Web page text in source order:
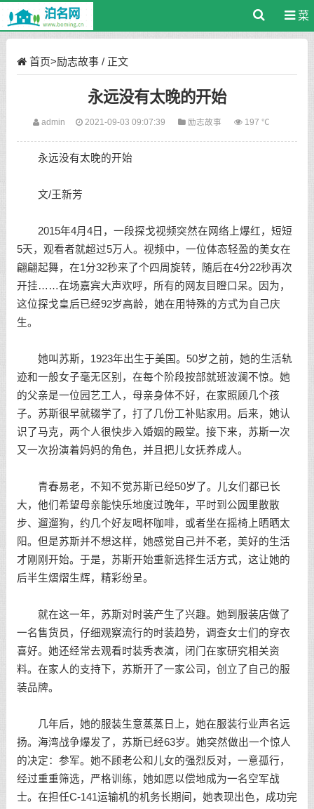
菜
首页>励志故事/ 正文
永远没有太晚的开始
admin 2021-09-03 09:07:39 励志故事 197 ℃
永远没有太晚的开始
文/王新芳
2015年4月4日，一段探戈视频突然在网络上爆红，短短
5天，观看者就超过5万人。视频中，一位体态轻盈的美女在
翩翩起舞，在1分32秒来了个四周旋转，随后在4分22秒再次
开挂……在场嘉宾大声欢呼，所有的网友目瞪口呆。因为，
这位探戈皇后已经92岁高龄，她在用特殊的方式为自己庆
生。
她叫苏斯，1923年出生于美国。50岁之前，她的生活轨
迹和一般女子毫无区别，在每个阶段按部就班波澜不惊。她
的父亲是一位园艺工人，母亲身体不好，在家照顾几个孩
子。苏斯很早就辍学了，打了几份工补贴家用。后来，她认
识了马克，两个人很快步入婚姻的殿堂。接下来，苏斯一次
又一次扮演着妈妈的角色，并且把儿女抚养成人。
青春易老，不知不觉苏斯已经50岁了。儿女们都已长
大，他们希望母亲能快乐地度过晚年，平时到公园里散散
步、遛遛狗，约几个好友喝杯咖啡，或者坐在摇椅上晒晒太
阳。但是苏斯并不想这样，她感觉自己并不老，美好的生活
才刚刚开始。于是，苏斯开始重新选择生活方式，这让她的
后半生熠熠生辉，精彩纷呈。
就在这一年，苏斯对时装产生了兴趣。她到服装店做了
一名售货员，仔细观察流行的时装趋势，调查女士们的穿衣
喜好。她还经常去观看时装秀表演，闭门在家研究相关资
料。在家人的支持下，苏斯开了一家公司，创立了自己的服
装品牌。
几年后，她的服装生意蒸蒸日上，她在服装行业声名远
扬。海湾战争爆发了，苏斯已经63岁。她突然做出一个惊人
的决定：参军。她不顾老公和儿女的强烈反对，一意孤行，
经过重重筛选，严格训练，她如愿以偿地成为一名空军战
士。在担任C-141运输机的机务长期间，她表现出色，成功完